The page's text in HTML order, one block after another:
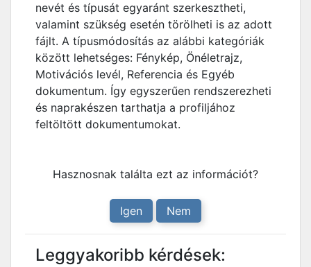
nevét és típusát egyaránt szerkesztheti,
valamint szükség esetén törölheti is az adott
fájlt. A típusmódosítás az alábbi kategóriák
között lehetséges: Fénykép, Önéletrajz,
Motivációs levél, Referencia és Egyéb
dokumentum. Így egyszerűen rendszerezheti
és naprakészen tarthatja a profiljához
feltöltött dokumentumokat.
Hasznosnak találta ezt az információt?
Igen Nem
Leggyakoribb kérdések: